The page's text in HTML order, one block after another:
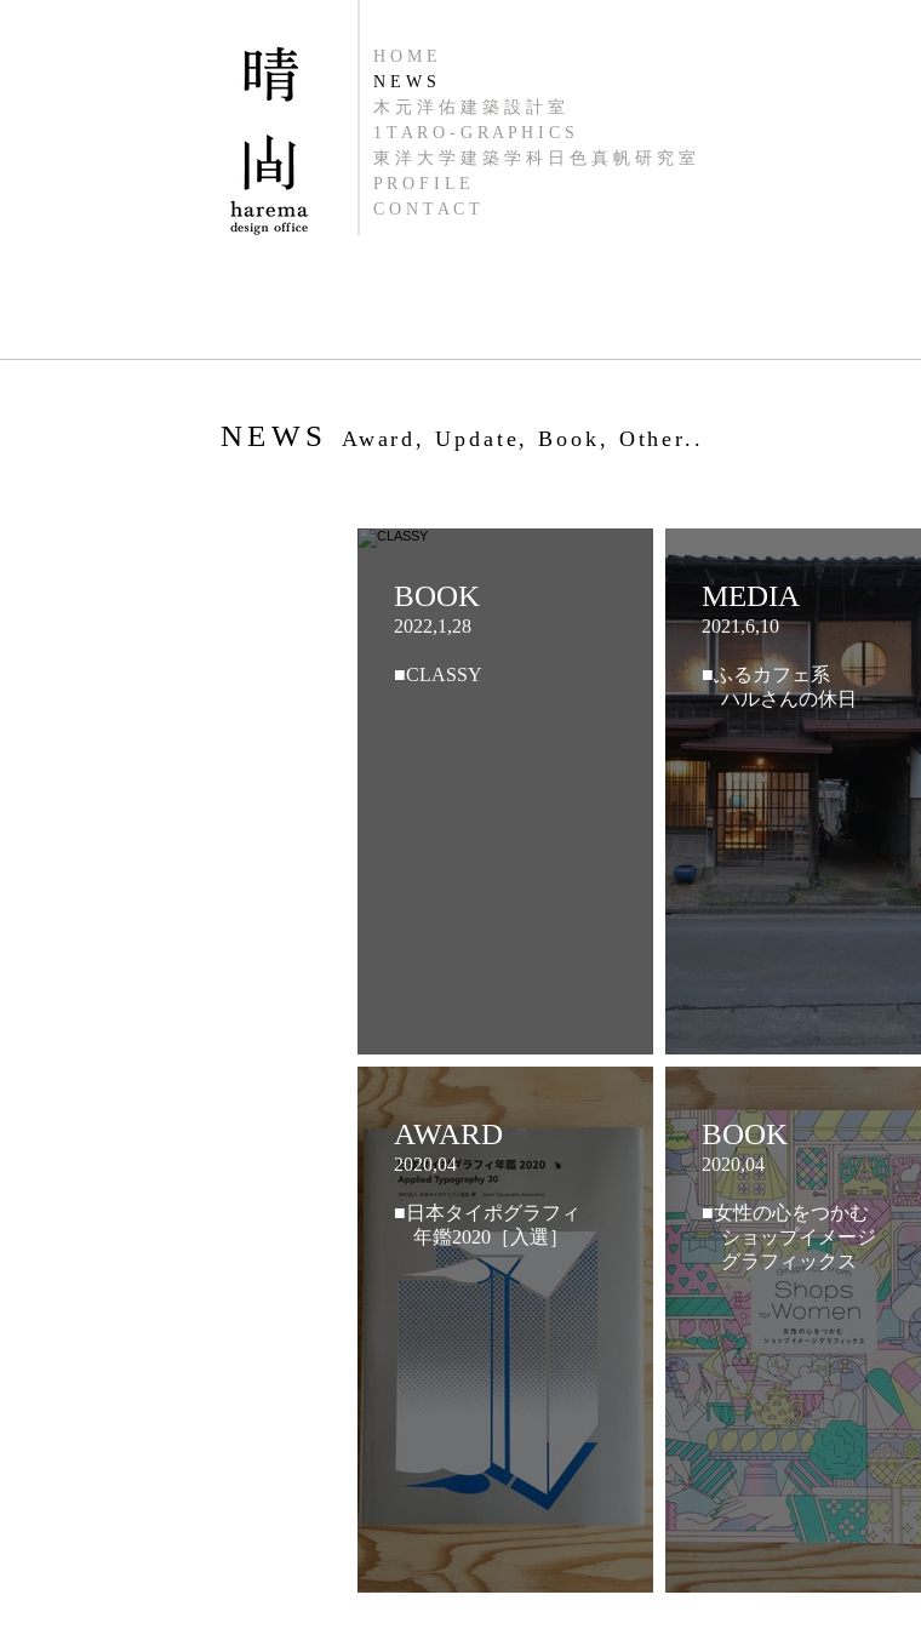
H O M E
N E W S
木 元 洋 佑 建 築 設 計 室
1 T A R O - G R A P H I C S
東 洋 大 学 建 築 学 科 日 色 真 帆 研 究 室
P R O F I L E
C O N T A C T
NEWS Award, Update, Book, Other..
BOOK
2022,1,28
■CLASSY
MEDIA
2021,6,10
■ふるカフェ系
ハルさんの休日
AWARD
2020,04
■日本タイポグラフィ
年鑑2020［入選］
BOOK
2020,04
■女性の心をつかむ
ショップイメージ
グラフィックス